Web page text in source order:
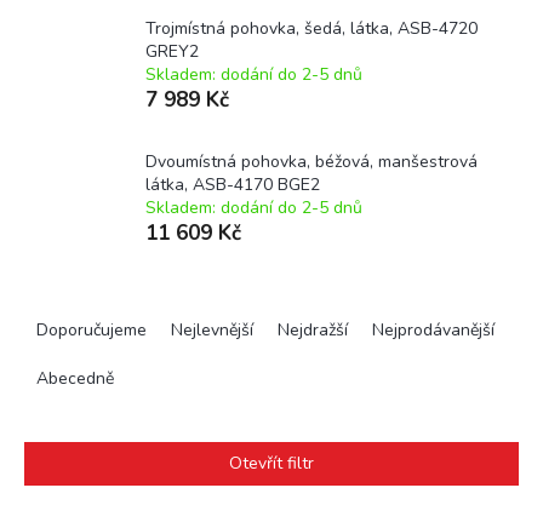
Trojmístná pohovka, šedá, látka, ASB-4720
GREY2
Skladem: dodání do 2-5 dnů
7 989 Kč
Dvoumístná pohovka, béžová, manšestrová
látka, ASB-4170 BGE2
Skladem: dodání do 2-5 dnů
11 609 Kč
r
Doporučujeme Nejlevnější Nejdražší Nejprodávanější
Abecedně
Otevřít filtr